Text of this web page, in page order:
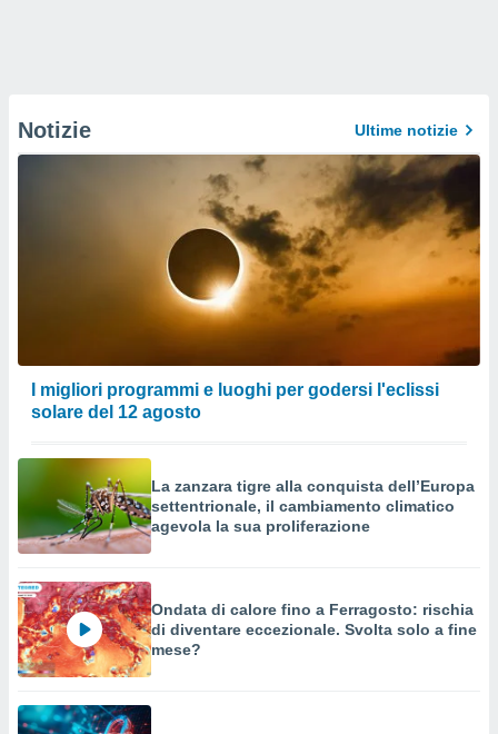
Notizie Ultime notizie
I migliori programmi e luoghi per godersi l'eclissi
solare del 12 agosto
La zanzara tigre alla conquista dell’Europa
settentrionale, il cambiamento climatico
agevola la sua proliferazione
Ondata di calore fino a Ferragosto: rischia
di diventare eccezionale. Svolta solo a fine
mese?